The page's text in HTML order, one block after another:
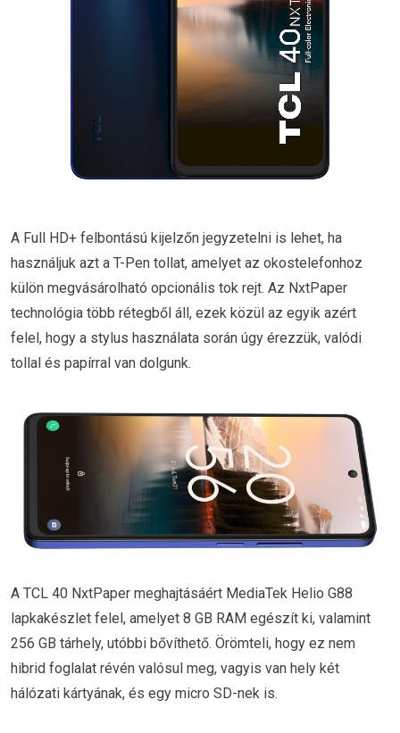
A Full HD+ felbontású kijelzőn jegyzetelni is lehet, ha
használjuk azt a T-Pen tollat, amelyet az okostelefonhoz
külön megvásárolható opcionális tok rejt. Az NxtPaper
technológia több rétegből áll, ezek közül az egyik azért
felel, hogy a stylus használata során úgy érezzük, valódi
tollal és papírral van dolgunk.
A TCL 40 NxtPaper meghajtásáért MediaTek Helio G88
lapkakészlet felel, amelyet 8 GB RAM egészít ki, valamint
256 GB tárhely, utóbbi bővíthető. Örömteli, hogy ez nem
hibrid foglalat révén valósul meg, vagyis van hely két
hálózati kártyának, és egy micro SD-nek is.